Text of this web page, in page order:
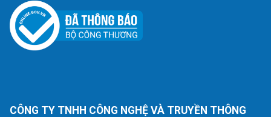
CÔNG TY TNHH CÔNG NGHỆ VÀ TRUYỀN THÔNG